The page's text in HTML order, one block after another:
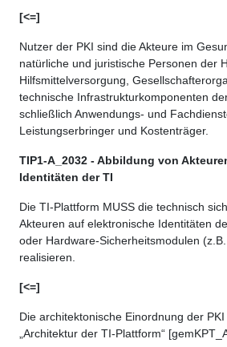
[<=]
Nutzer der PKI sind die Akteure im
natürliche und juristische Personen der
Hilfsmittelversorgung,
technische Infrastrukturkomponenten
schließlich Anwendungs- und
Leistungserbringer und Kostenträger.
TIP1-A_2032 - Abbildung von
Identitäten der TI
Die TI-Plattform MUSS die technisch
Akteuren auf elektronische Identitäten
oder Hardware-Sicherheitsmodulen
realisieren.
[<=]
Die architektonische Einordnung der
„Architektur der TI-Plattform“